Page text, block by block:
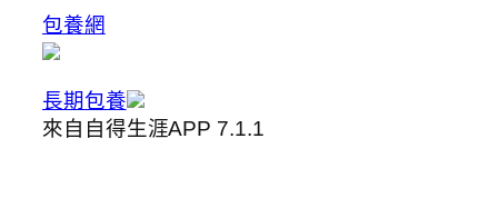
包養網
長期包養
來自自得生涯APP 7.1.1